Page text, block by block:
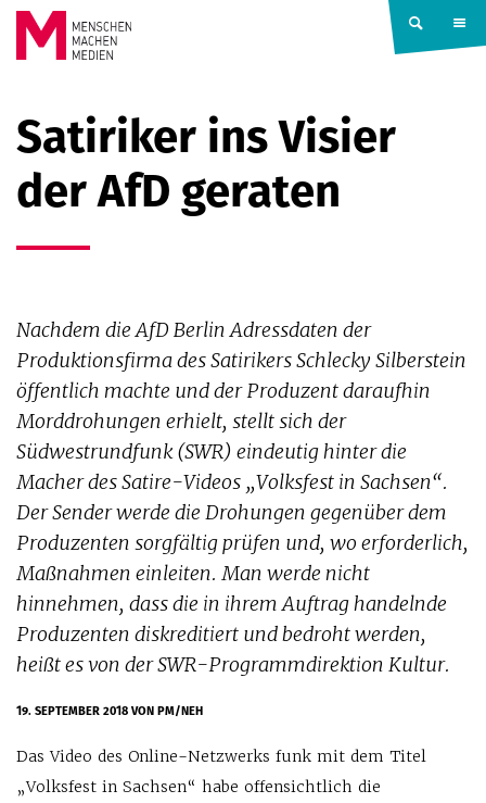
Springe zum Inhalt
MACHEN
MEDIEN
Satiriker ins Visier
der AfD geraten
Nachdem die AfD Berlin Adressdaten der
Produktionsfirma des Satirikers Schlecky Silberstein
öffentlich machte und der Produzent daraufhin
Morddrohungen erhielt, stellt sich der
Südwestrundfunk (SWR) eindeutig hinter die
Macher des Satire-Videos „Volksfest in Sachsen“.
Der Sender werde die Drohungen gegenüber dem
Produzenten sorgfältig prüfen und, wo erforderlich,
Maßnahmen einleiten. Man werde nicht
hinnehmen, dass die in ihrem Auftrag handelnde
Produzenten diskreditiert und bedroht werden,
heißt es von der SWR-Programmdirektion Kultur.
19. SEPTEMBER 2018VON PM/NEH
Das Video des Online-Netzwerks funk mit dem Titel
„Volksfest in Sachsen“ habe offensichtlich die